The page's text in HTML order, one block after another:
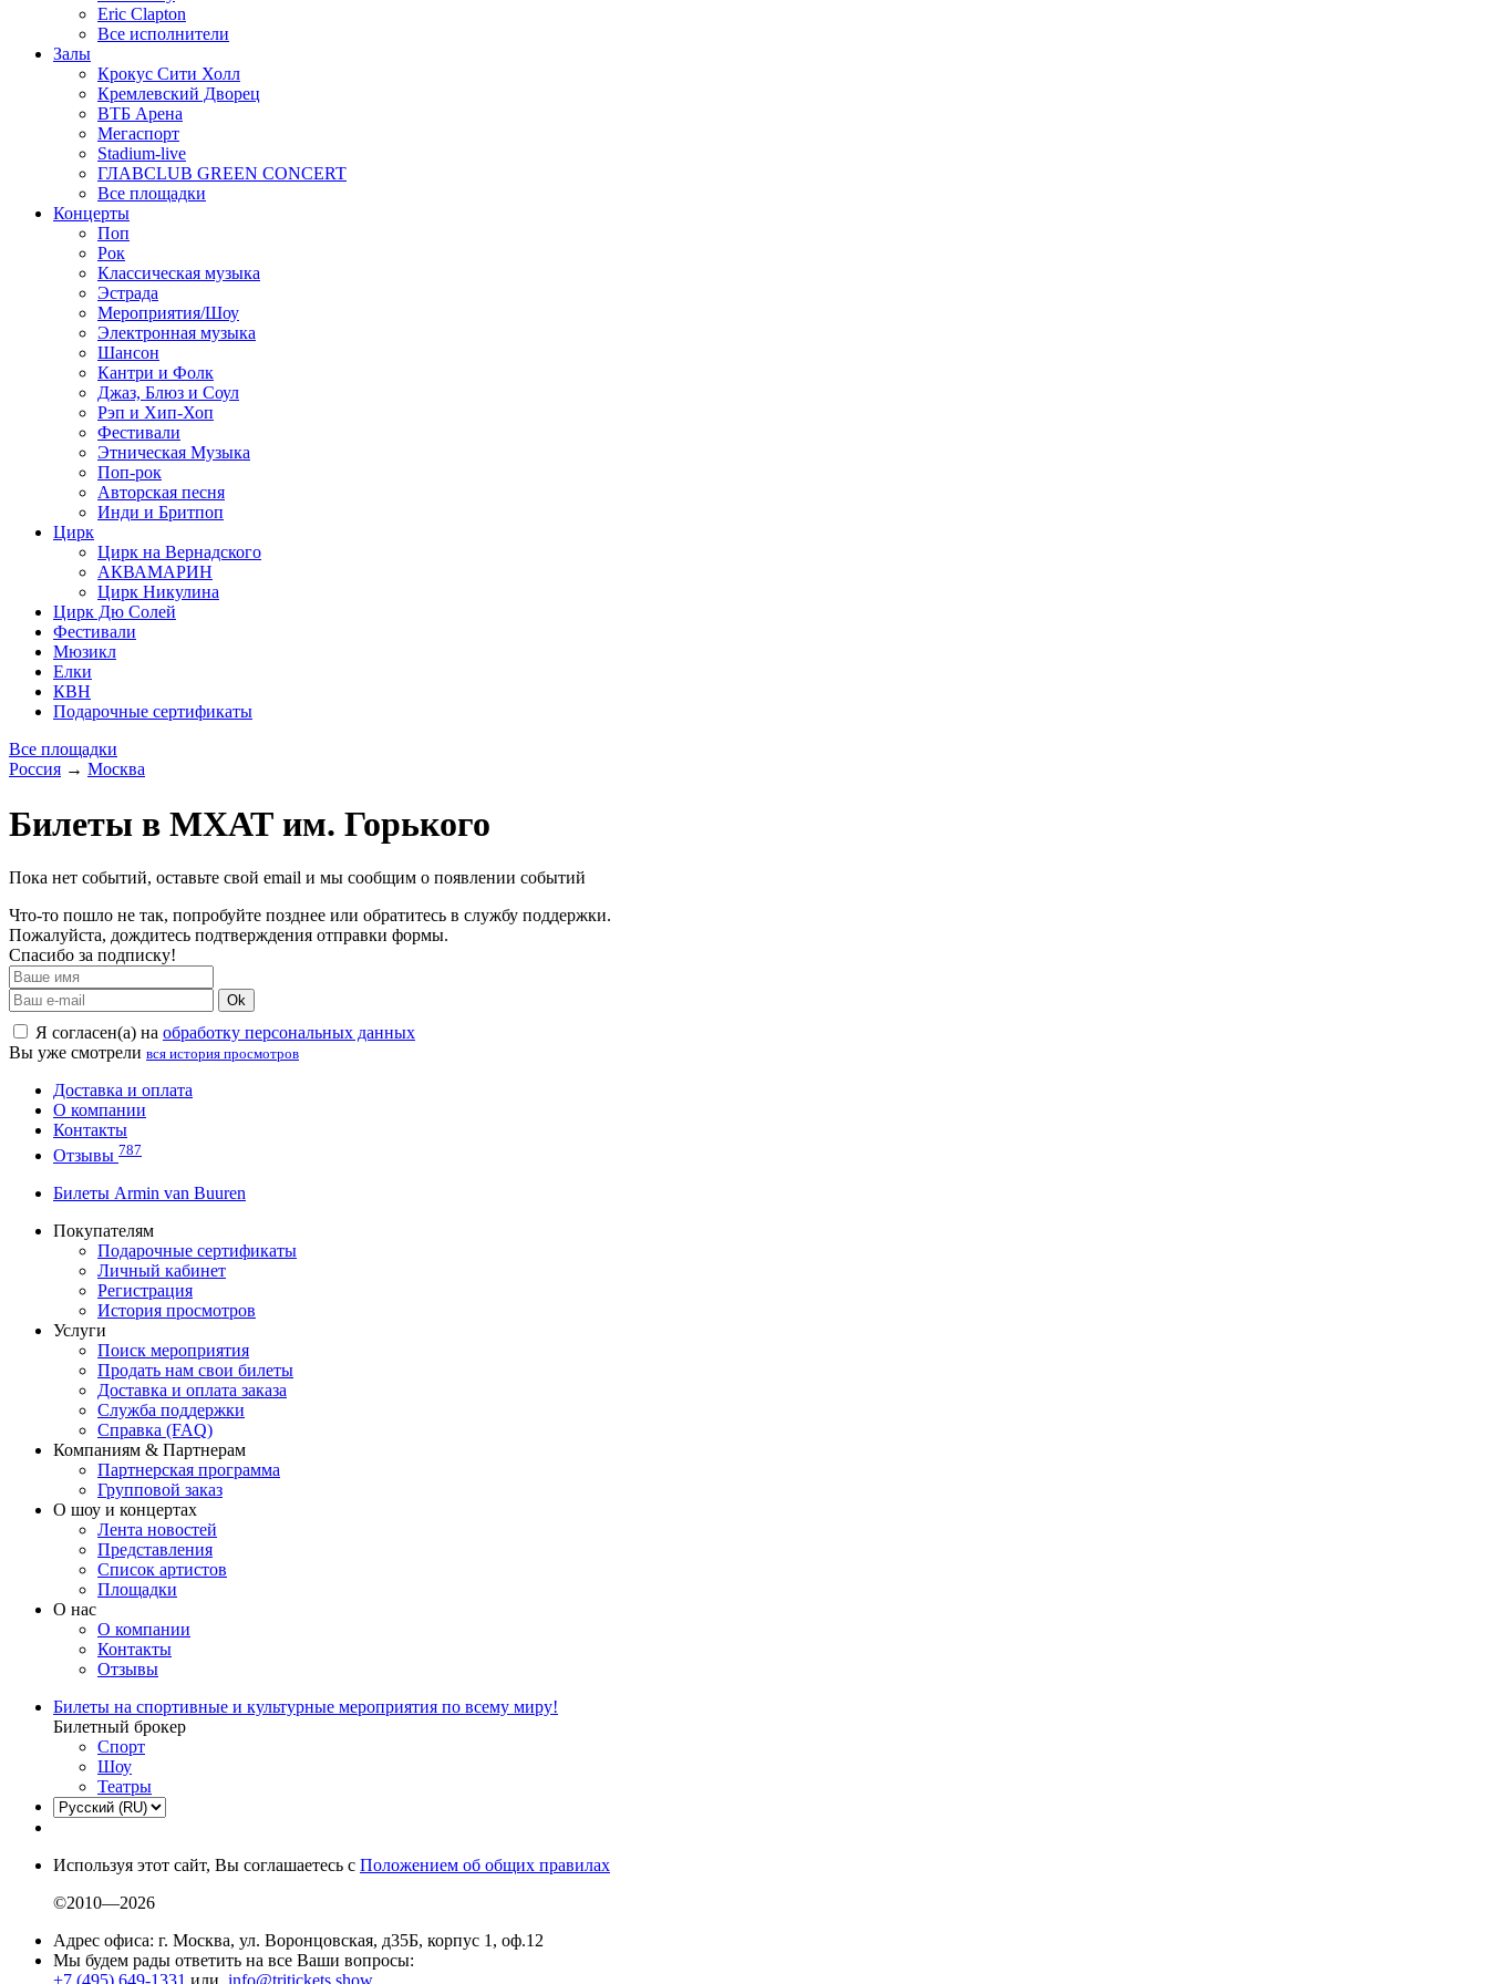
Eric Clapton
Все исполнители
Залы
Крокус Сити Холл
Кремлевский Дворец
ВТБ Арена
Мегаспорт
Stadium-live
ГЛАВCLUB GREEN CONCERT
Все площадки
Концерты
Поп
Рок
Классическая музыка
Эстрада
Мероприятия/Шоу
Электронная музыка
Шансон
Кантри и Фолк
Джаз, Блюз и Соул
Рэп и Хип-Хоп
Фестивали
Этническая Музыка
Поп-рок
Авторская песня
Инди и Бритпоп
Цирк
Цирк на Вернадского
АКВАМАРИН
Цирк Никулина
Цирк Дю Солей
Фестивали
Мюзикл
Елки
КВН
Подарочные сертификаты
Все площадки
Россия → Москва
Билеты в МХАТ им. Горького
Пока нет событий, оставьте свой email и мы сообщим о появлении событий
Что-то пошло не так, попробуйте позднее или обратитесь в службу поддержки.
Пожалуйста, дождитесь подтверждения отправки формы.
Спасибо за подписку!
Ok
Я согласен(а) на обработку персональных данных
Вы уже смотрели вся история просмотров
Доставка и оплата
О компании
Контакты
Отзывы 787
Билеты Armin van Buuren
Покупателям
Подарочные сертификаты
Личный кабинет
Регистрация
История просмотров
Услуги
Поиск мероприятия
Продать нам свои билеты
Доставка и оплата заказа
Служба поддержки
Справка (FAQ)
Компаниям & Партнерам
Партнерская программа
Групповой заказ
О шоу и концертах
Лента новостей
Представления
Список артистов
Площадки
О нас
О компании
Контакты
Отзывы
Билеты на спортивные и культурные мероприятия по всему миру!
Билетный брокер
Спорт
Шоу
Театры
Используя этот сайт, Вы соглашаетесь с Положением об общих правилах
©2010—2026
Адрес офиса: г. Москва, ул. Воронцовская, д35Б, корпус 1, оф.12
Мы будем рады ответить на все Ваши вопросы:
+7 (495) 649-1331 или info@tritickets.show